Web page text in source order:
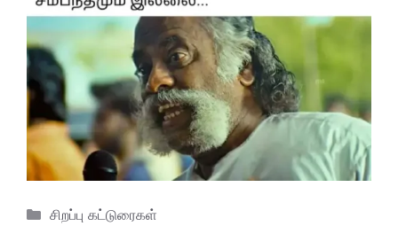
Categories
சிறப்பு கட்டுரைகள்